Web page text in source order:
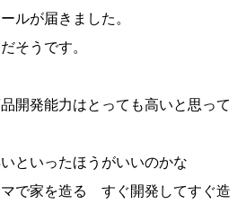
ルが届きました。
そうです。
開発能力はとっても高いと思って
といったほうがいいのかな
で家を造る すぐ開発してすぐ造